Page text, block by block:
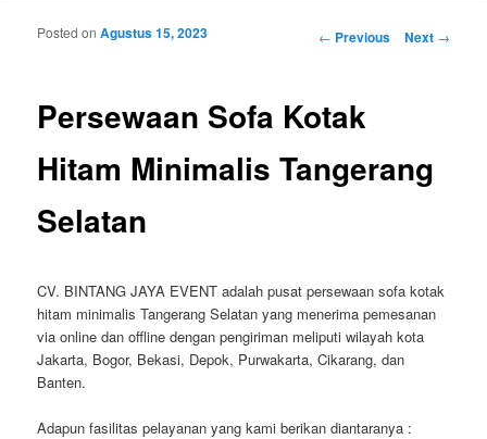
Post navigation
← Previous Next →
Persewaan Sofa Kotak
Hitam Minimalis Tangerang
Selatan
Posted onAgustus 15, 2023
CV. BINTANG JAYA EVENT adalah pusat persewaan sofa kotak
hitam minimalis Tangerang Selatan yang menerima pemesanan
via online dan offline dengan pengiriman meliputi wilayah kota
Jakarta, Bogor, Bekasi, Depok, Purwakarta, Cikarang, dan
Banten.
Adapun fasilitas pelayanan yang kami berikan diantaranya :